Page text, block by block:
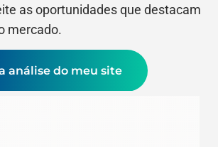
as oportunidades que destacam
mercado.
análise do meu site